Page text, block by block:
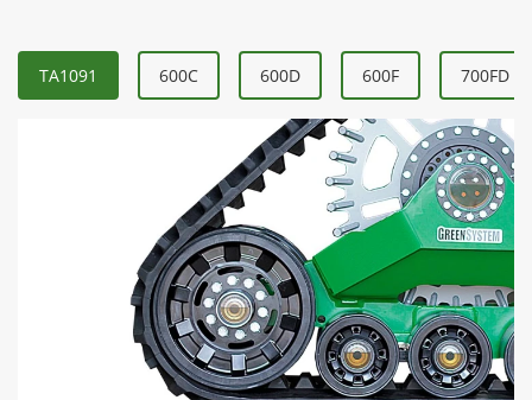
TA1091 600C 600D 600F 700FD